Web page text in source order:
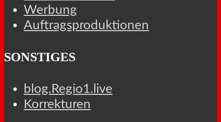
Werbung
Auftragsproduktionen
SONSTIGES
blog.Regio1.live
Korrekturen